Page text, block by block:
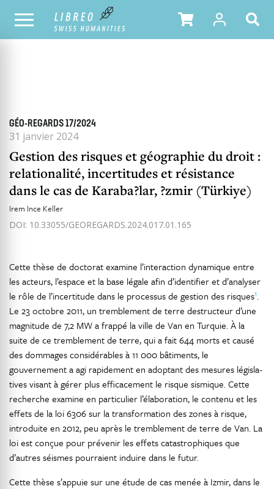
TOUS LES NUMÉROS SOMMAIRE DU NUMÉRO
GÉO-REGARDS 17/2024
31 janvier 2024
Gestion des risques et géographie du droit :
relationalité, incertitudes et résistance
dans le cas de Karaba?lar, ?zmir (Türkiye)
Irem Ince Keller
DOI: 10.33055/GEOREGARDS.2024.017.01.165
Cette thèse de doctorat examine l’interaction dynamique entre
les acteurs, l’espace et la base légale afin d’identifier et d’analyser
le rôle de l’incertitude dans le processus de gestion des risques1.
Le 23 octobre 2011, un tremblement de terre destructeur d’une
magnitude de 7,2 MW a frappé la ville de Van en Turquie. À la
suite de ce tremblement de terre, qui a fait 644 morts et causé
des dommages considérables à 11 000 bâtiments, le
gouvernement a agi rapidement en adoptant des mesures législa-
tives visant à gérer plus efficacement le risque sismique. Cette
recherche examine en particulier l’élaboration, le contenu et les
effets de la loi 6306 sur la transformation des zones à risque,
introduite en 2012, peu après le tremblement de terre de Van. La
loi est conçue pour prévenir les effets catastrophiques que
d’autres séismes pourraient induire dans le futur.
Cette thèse s’appuie sur une étude de cas menée à Izmir, dans le